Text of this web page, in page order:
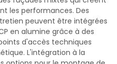
les performances. Des
peuvent être intégrées
en alumine grâce à des
d'accès techniques
L'intégration à la